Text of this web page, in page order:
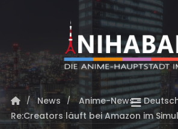
News
Anime-News -
Re:Creators läuft bei Amazon im